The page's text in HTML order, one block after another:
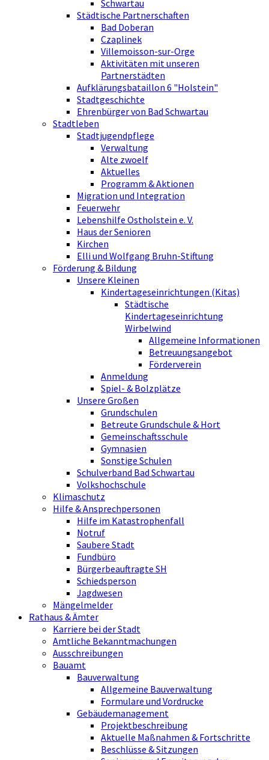
Schwartau
Städtische Partnerschaften
Bad Doberan
Czaplinek
Villemoisson-sur-Orge
Aktivitäten mit unseren
Partnerstädten
Aufklärungsbataillon 6 "Holstein"
Stadtgeschichte
Ehrenbürger von Bad Schwartau
Stadtleben
Stadtjugendpflege
Verwaltung
Alte zwoelf
Aktuelles
Programm & Aktionen
Migration und Integration
Feuerwehr
Lebenshilfe Ostholstein e. V.
Haus der Senioren
Kirchen
Elli und Wolfgang Bruhn-Stiftung
Förderung & Bildung
Unsere Kleinen
Kindertageseinrichtungen (Kitas)
Städtische
Kindertageseinrichtung
Wirbelwind
Allgemeine Informationen
Betreuungsangebot
Förderverein
Anmeldung
Spiel- & Bolzplätze
Unsere Großen
Grundschulen
Betreute Grundschule & Hort
Gemeinschaftsschule
Gymnasien
Sonstige Schulen
Schulverband Bad Schwartau
Volkshochschule
Klimaschutz
Hilfe & Ansprechpersonen
Hilfe im Katastrophenfall
Notruf
Saubere Stadt
Fundbüro
Bürgerbeauftragte SH
Schiedsperson
Jagdwesen
Mängelmelder
Rathaus & Ämter
Karriere bei der Stadt
Amtliche Bekanntmachungen
Ausschreibungen
Bauamt
Bauverwaltung
Allgemeine Bauverwaltung
Formulare und Vordrucke
Gebäudemanagement
Projektbeschreibung
Aktuelle Maßnahmen & Fortschritte
Beschlüsse & Sitzungen